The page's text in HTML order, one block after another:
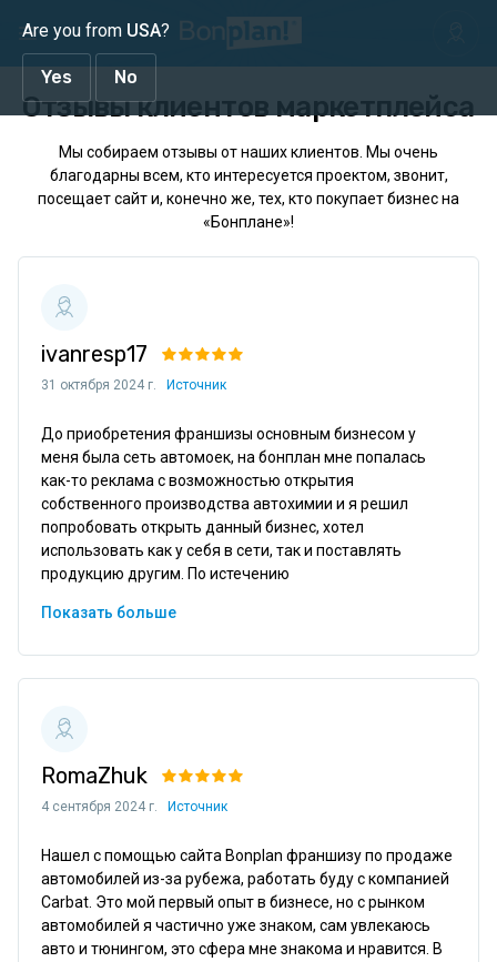
Отзывы клиентов маркетплейса
Мы собираем отзывы от наших клиентов. Мы очень
благодарны всем, кто интересуется проектом, звонит,
посещает сайт и, конечно же, тех, кто покупает бизнес на
«Бонплане»!
ivanresp17
31 октября 2024 г. Источник
До приобретения франшизы основным бизнесом у
меня была сеть автомоек, на бонплан мне попалась
как-то реклама с возможностью открытия
собственного производства автохимии и я решил
попробовать открыть данный бизнес, хотел
использовать как у себя в сети, так и поставлять
продукцию другим. По истечению
Показать больше
RomaZhuk
4 сентября 2024 г. Источник
Нашел с помощью сайта Bonplan франшизу по продаже
автомобилей из-за рубежа, работать буду с компанией
Carbat. Это мой первый опыт в бизнесе, но с рынком
автомобилей я частично уже знаком, сам увлекаюсь
авто и тюнингом, это сфера мне знакома и нравится. В
Are you from USA?
Yes No